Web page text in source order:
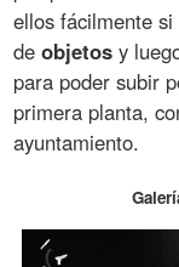
ellos fácilmente
deobjetos y
para poder subir
primera planta,
ayuntamiento.